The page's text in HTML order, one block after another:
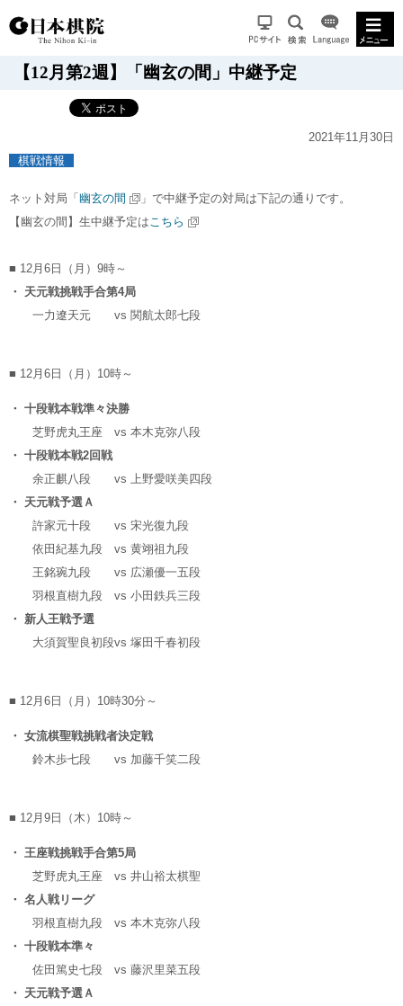
【12月第2週】「幽玄の間」中継予定
2021年11月30日
棋戦情報
ネット対局「幽玄の間
」で中継予定の対局は下記の通りです。
【幽玄の間】生中継予定は こちら
■ 12月6日（月）9時～
・ 天元戦挑戦手合第4局
一力遼天元
vs 関航太郎七段
■ 12月6日（月）10時～
・ 十段戦本戦準々決勝
芝野虎丸王座
vs 本木克弥八段
・ 十段戦本戦2回戦
余正麒八段
vs
上野愛咲美四段
・ 天元戦予選Ａ
許家元十段
vs 宋光復九段
依田紀基九段
vs 黄翊祖九段
王銘琬九段
vs 広瀬優一五段
羽根直樹九段
vs 小田鉄兵三段
・ 新人王戦予選
大須賀聖良初段vs 塚田千春初段
■ 12月6日（月）10時30分～
・ 女流棋聖戦挑戦者決定戦
鈴木歩七段
vs 加藤千笑二段
■ 12月9日（木）10時～
・ 王座戦挑戦手合第5局
芝野虎丸王座
vs 井山裕太棋聖
・ 名人戦リーグ
羽根直樹九段
vs 本木克弥八段
・ 十段戦本準々
佐田篤史七段
vs 藤沢里菜五段
・ 天元戦予選Ａ